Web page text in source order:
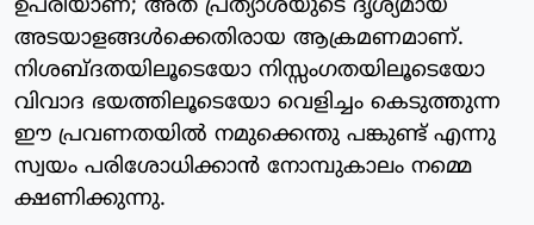
ഉപരിയാണ്; അത് പ്രത്യാശയുടെ ദൃശ്യമായ
അടയാളങ്ങള്‍ക്കെതിരായ ആക്രമണമാണ്.
നിശബ്ദതയിലൂടെയോ നിസ്സംഗതയിലൂടെയോ
വിവാദ ഭയത്തിലൂടെയോ വെളിച്ചം കെടുത്തുന്ന
ഈ പ്രവണതയില്‍ നമുക്കെന്തു പങ്കുണ്ട് എന്നു
സ്വയം പരിശോധിക്കാന്‍ നോമ്പുകാലം നമ്മെ
ക്ഷണിക്കുന്നു.